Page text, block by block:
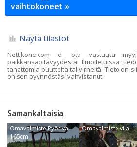
vaihtokoneet »
Näytä tilastot
Nettikone.com ei ota vastuuta
paikkansapitävyydestä. Ilmoitetuissa
tahattomia puutteita tai virheitä. Tieto on
on sen pyynnöstäsi vahvistanut.
Samankaltaisia
Omavalmiste Pyörivä
165cm
Omavalmiste vila